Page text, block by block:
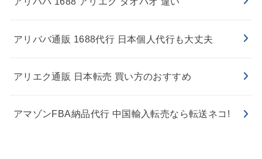
アリババ通販 1688代行 日本個人代行も大丈夫
アリエク通販 日本転売 買い方のおすすめ
アマゾンFBA納品代行 中国輸入転売なら転送ネコ!